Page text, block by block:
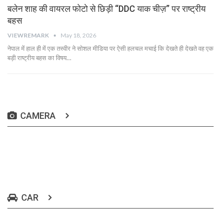
बलेन शाह की वायरल फोटो से छिड़ी “DDC याक चीज़” पर राष्ट्रीय
बहस
VIEWREMARK May 18, 2026
नेपाल में हाल ही में एक तस्वीर ने सोशल मीडिया पर ऐसी हलचल मचाई कि देखते ही देखते वह एक
बड़ी राष्ट्रीय बहस का विषय…
CAMERA
CAR